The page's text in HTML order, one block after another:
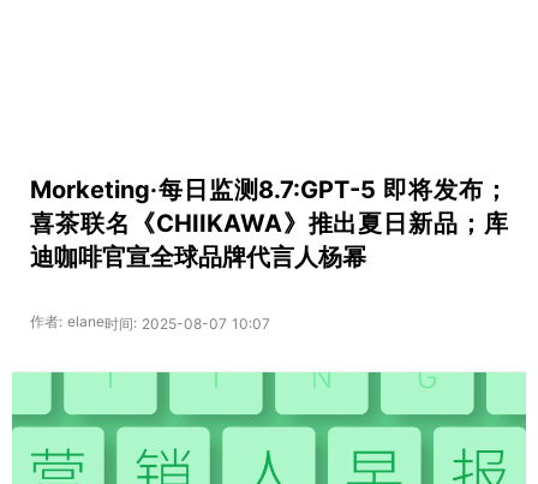
Morketing·每日监测8.7:GPT-5 即将发布；
喜茶联名《CHIIKAWA》推出夏日新品；库
迪咖啡官宣全球品牌代言人杨幂
作者: elane时间: 2025-08-07 10:07